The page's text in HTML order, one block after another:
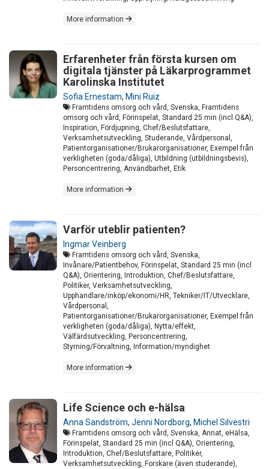
More information
Erfarenheter från första kursen om
digitala tjänster på Läkarprogrammet
Karolinska Institutet
Sofia Ernestam, Mini Ruiz
Framtidens omsorg och vård, Svenska, Framtidens
omsorg och vård, Förinspelat, Standard 25 min (incl Q&A),
Inspiration, Fördjupning, Chef/Beslutsfattare,
Verksamhetsutveckling, Studerande, Vårdpersonal,
Patientorganisationer/Brukarorganisationer, Exempel från
verkligheten (goda/dåliga), Utbildning (utbildningsbevis),
Personcentrering, Användbarhet, Etik
More information
Varför uteblir patienten?
Ingmar Veinberg
Framtidens omsorg och vård, Svenska,
Invånare/Patientbehov, Förinspelat, Standard 25 min (incl
Q&A), Orientering, Introduktion, Chef/Beslutsfattare,
Politiker, Verksamhetsutveckling,
Upphandlare/inköp/ekonomi/HR, Tekniker/IT/Utvecklare,
Vårdpersonal,
Patientorganisationer/Brukarorganisationer, Exempel från
verkligheten (goda/dåliga), Nytta/effekt,
Välfärdsutveckling, Personcentrering,
Styrning/Förvaltning, Information/myndighet
More information
Life Science och e-hälsa
Anna Sandström, Jenni Nordborg, Michel Silvestri
Framtidens omsorg och vård, Svenska, Annat, eHälsa,
Förinspelat, Standard 25 min (incl Q&A), Orientering,
Introduktion, Chef/Beslutsfattare, Politiker,
Verksamhetsutveckling, Forskare (även studerande),